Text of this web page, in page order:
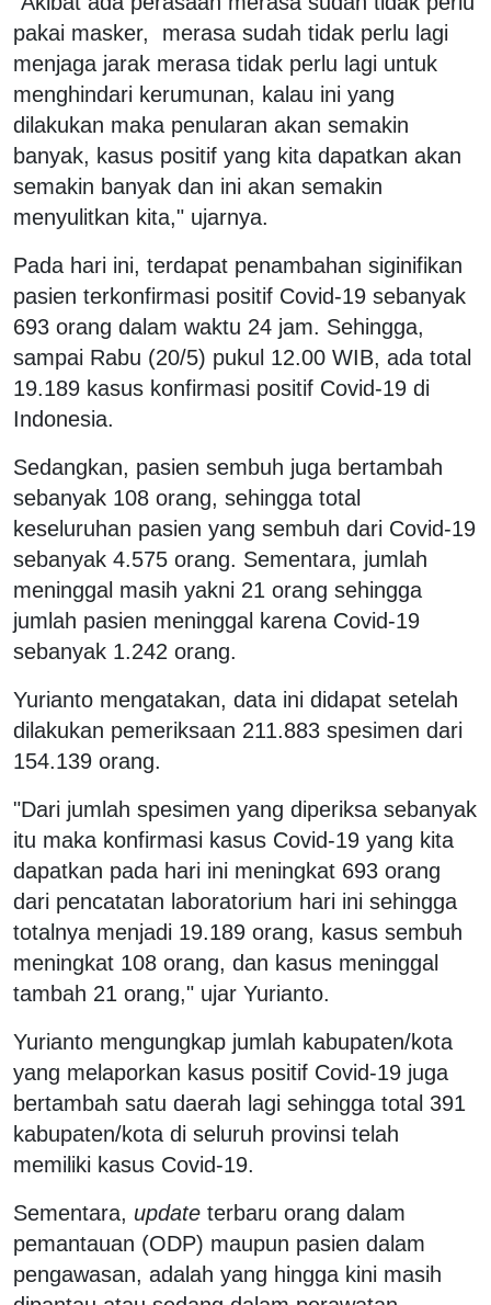
pakai masker, merasa sudah tidak perlu lagi
menjaga jarak merasa tidak perlu lagi untuk
menghindari kerumunan, kalau ini yang
dilakukan maka penularan akan semakin
banyak, kasus positif yang kita dapatkan akan
semakin banyak dan ini akan semakin
menyulitkan kita," ujarnya.
Pada hari ini, terdapat penambahan siginifikan
pasien terkonfirmasi positif Covid-19 sebanyak
693 orang dalam waktu 24 jam. Sehingga,
sampai Rabu (20/5) pukul 12.00 WIB, ada total
19.189 kasus konfirmasi positif Covid-19 di
Indonesia.
Sedangkan, pasien sembuh juga bertambah
sebanyak 108 orang, sehingga total
keseluruhan pasien yang sembuh dari Covid-19
sebanyak 4.575 orang. Sementara, jumlah
meninggal masih yakni 21 orang sehingga
jumlah pasien meninggal karena Covid-19
sebanyak 1.242 orang.
Yurianto mengatakan, data ini didapat setelah
dilakukan pemeriksaan 211.883 spesimen dari
154.139 orang.
"Dari jumlah spesimen yang diperiksa sebanyak
itu maka konfirmasi kasus Covid-19 yang kita
dapatkan pada hari ini meningkat 693 orang
dari pencatatan laboratorium hari ini sehingga
totalnya menjadi 19.189 orang, kasus sembuh
meningkat 108 orang, dan kasus meninggal
tambah 21 orang," ujar Yurianto.
Yurianto mengungkap jumlah kabupaten/kota
yang melaporkan kasus positif Covid-19 juga
bertambah satu daerah lagi sehingga total 391
kabupaten/kota di seluruh provinsi telah
memiliki kasus Covid-19.
Sementara, update terbaru orang dalam
pemantauan (ODP) maupun pasien dalam
pengawasan, adalah yang hingga kini masih